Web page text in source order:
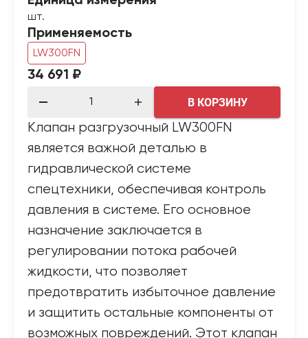
шт.
Применяемость
LW300FN
34 691 ₽
В КОРЗИНУ
Клапан разгрузочный LW300FN
является важной деталью в
гидравлической системе
спецтехники, обеспечивая контроль
давления в системе. Его основное
назначение заключается в
регулировании потока рабочей
жидкости, что позволяет
предотвратить избыточное давление
и защитить остальные компоненты от
возможных повреждений. Этот клапан